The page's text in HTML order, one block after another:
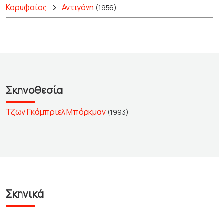
Κορυφαίος Αντιγόνη (1956)
Σκηνοθεσία
Τζων Γκάμπριελ Μπόρκμαν (1993)
Σκηνικά